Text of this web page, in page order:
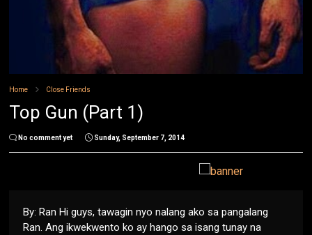
Home Close Friends
Top Gun (Part 1)
No comment yet Sunday, September 7, 2014
By: Ran Hi guys, tawagin nyo nalang ako sa pangalang
Ran. Ang ikwekwento ko ay hango sa isang tunay na